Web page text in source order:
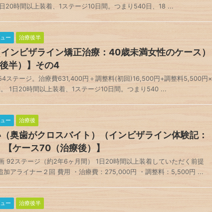
20時間以上装着、1ステージ10日間。つまり540日、18 ...
ー 治療後半
ンビザライン矯正治療：40歳未満女性のケース）
半）】その4
ステージ。治療費631,400円＋調整料(初回)16,500円+調整料5,500円×
1日20時間以上装着、1ステージ10日間。つまり540 ...
ー 治療後
奥歯がクロスバイト）（インビザライン体験記：
ケース70（治療後）】
92ステージ（約2年6ヶ月間） 1日20時間以上装着していただく前提
加アライナー２回 費用 ・治療費：275,000円 ・調整料：5,500円 ...
ー 治療後半